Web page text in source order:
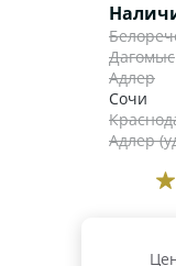
Дагомыс
Адлер
Сочи
Адлер